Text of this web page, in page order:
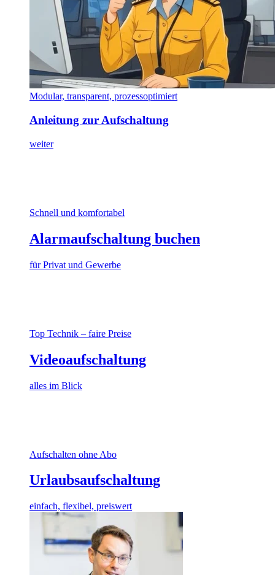
Modular, transparent, prozessoptimiert
Anleitung zur Aufschaltung
weiter
Schnell und komfortabel
Alarmaufschaltung buchen
für Privat und Gewerbe
Top Technik – faire Preise
Videoaufschaltung
alles im Blick
Aufschalten ohne Abo
Urlaubsaufschaltung
einfach, flexibel, preiswert